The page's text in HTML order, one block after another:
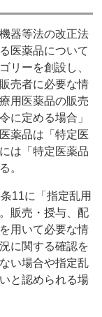
器等法の改正法
医薬品について
リーを創設し、
売者に必要な情
用医薬品の販売
に定める場合」
薬品は「特定医
は「特定医薬品
。
11に「指定乱用
販売・授与、配
用いて必要な情
に関する確認を
い場合や指定乱
と認められる場